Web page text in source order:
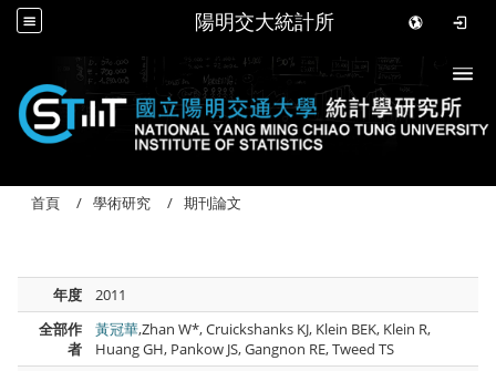
陽明交大統計所
首頁 學術研究 期刊論文
年度
2011
全部作
者
黃冠華,Zhan W*, Cruickshanks KJ, Klein BEK, Klein R,
Huang GH, Pankow JS, Gangnon RE, Tweed TS